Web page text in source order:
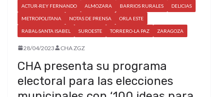
ACTUR-REY FERNANDO ALMOZARA BARRIOS RURALES DELICIAS
METROPOLITANA NOTAS DE PRENSA ORLA ESTE
RABAL-SANTA ISABEL SUROESTE TORRERO-LA PAZ ZARAGOZA
28/04/2023 CHA ZGZ
CHA presenta su programa
electoral para las elecciones